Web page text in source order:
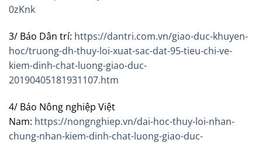
0zKnk
3/ Báo Dân trí: https://dantri.com.vn/giao-duc-khuyen-
hoc/truong-dh-thuy-loi-xuat-sac-dat-95-tieu-chi-ve-
kiem-dinh-chat-luong-giao-duc-
20190405181931107.htm
4/ Báo Nông nghiệp Việt
Nam: https://nongnghiep.vn/dai-hoc-thuy-loi-nhan-
chung-nhan-kiem-dinh-chat-luong-giao-duc-